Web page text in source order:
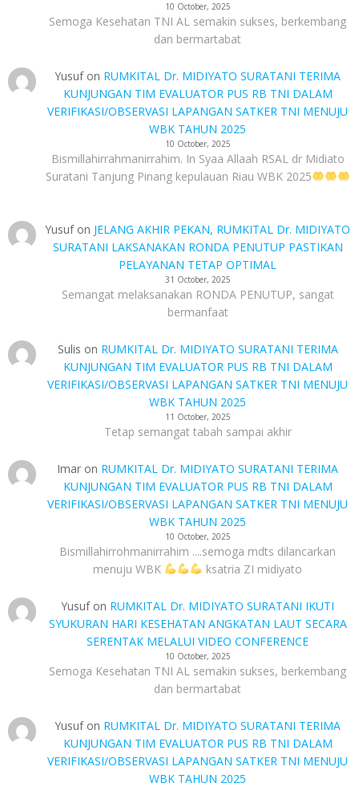
10 October, 2025
Semoga Kesehatan TNI AL semakin sukses, berkembang
dan bermartabat
Yusufon RUMKITAL Dr. MIDIYATO SURATANI TERIMA
KUNJUNGAN TIM EVALUATOR PUS RB TNI DALAM
VERIFIKASI/OBSERVASI LAPANGAN SATKER TNI MENUJU
WBK TAHUN 2025
10 October, 2025
Bismillahirrahmanirrahim. In Syaa Allaah RSAL dr Midiato
Suratani Tanjung Pinang kepulauan Riau WBK 2025
Yusufon JELANG AKHIR PEKAN, RUMKITAL Dr. MIDIYATO
SURATANI LAKSANAKAN RONDA PENUTUP PASTIKAN
PELAYANAN TETAP OPTIMAL
31 October, 2025
Semangat melaksanakan RONDA PENUTUP, sangat
bermanfaat
Sulis on RUMKITAL Dr. MIDIYATO SURATANI TERIMA
KUNJUNGAN TIM EVALUATOR PUS RB TNI DALAM
VERIFIKASI/OBSERVASI LAPANGAN SATKER TNI MENUJU
WBK TAHUN 2025
11 October, 2025
Tetap semangat tabah sampai akhir
Imar on RUMKITAL Dr. MIDIYATO SURATANI TERIMA
KUNJUNGAN TIM EVALUATOR PUS RB TNI DALAM
VERIFIKASI/OBSERVASI LAPANGAN SATKER TNI MENUJU
WBK TAHUN 2025
10 October, 2025
Bismillahirrohmanirrahim ....semoga mdts dilancarkan
menuju WBK
ksatria ZI midiyato
Yusufon RUMKITAL Dr. MIDIYATO SURATANI IKUTI
SYUKURAN HARI KESEHATAN ANGKATAN LAUT SECARA
SERENTAK MELALUI VIDEO CONFERENCE
10 October, 2025
Semoga Kesehatan TNI AL semakin sukses, berkembang
dan bermartabat
Yusufon RUMKITAL Dr. MIDIYATO SURATANI TERIMA
KUNJUNGAN TIM EVALUATOR PUS RB TNI DALAM
VERIFIKASI/OBSERVASI LAPANGAN SATKER TNI MENUJU
WBK TAHUN 2025